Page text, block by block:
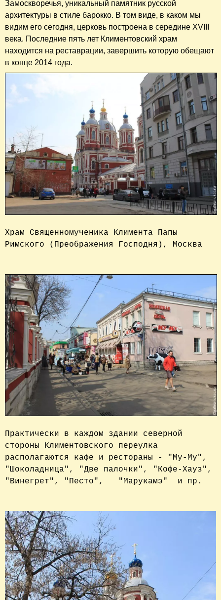
Замоскворечья, уникальный памятник русской
архитектуры в стиле барокко. В том виде, в каком мы
видим его сегодня, церковь построена в середине XVIII
века. Последние пять лет Климентовский храм
находится на реставрации, завершить которую обещают
в конце 2014 года.
Храм Священномученика Климента Папы
Римского (Преображения Господня), Москва
Практически в каждом здании северной
стороны Климентовского переулка
располагаются кафе и рестораны - "Му-Му",
"Шоколадница", "Две палочки", "Кофе-Хауз",
"Винегрет", "Песто",   "Марукамэ"  и пр.